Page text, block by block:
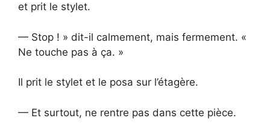
et prit le stylet.
— Stop ! » dit-il calmement, mais fermement. «
Ne touche pas à ça. »
Il prit le stylet et le posa sur l’étagère.
— Et surtout, ne rentre pas dans cette pièce.